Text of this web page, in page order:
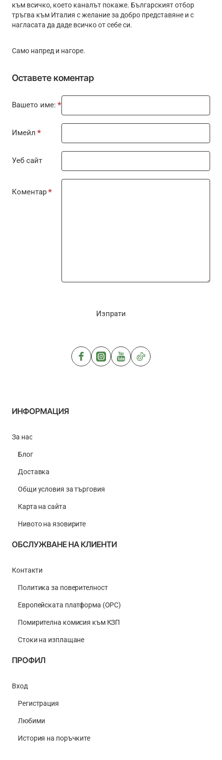
към всичко, което каналът покаже. Българският отбор
тръгва към Италия с желание за добро представяне и с
нагласата да даде всичко от себе си.
Само напред и нагоре.
Оставете коментар
Вашето име:
Имейл
Уеб сайт
Коментар
Изпрати
ИНФОРМАЦИЯ
За нас
Блог
Доставка
Общи условия за търговия
Карта на сайта
Нивото на язовирите
ОБСЛУЖВАНЕ НА КЛИЕНТИ
Контакти
Политика за поверителност
Европейската платформа (ОРС)
Помирителна комисия към КЗП
Стоки на изплащане
ПРОФИЛ
Вход
Регистрация
Любими
История на поръчките